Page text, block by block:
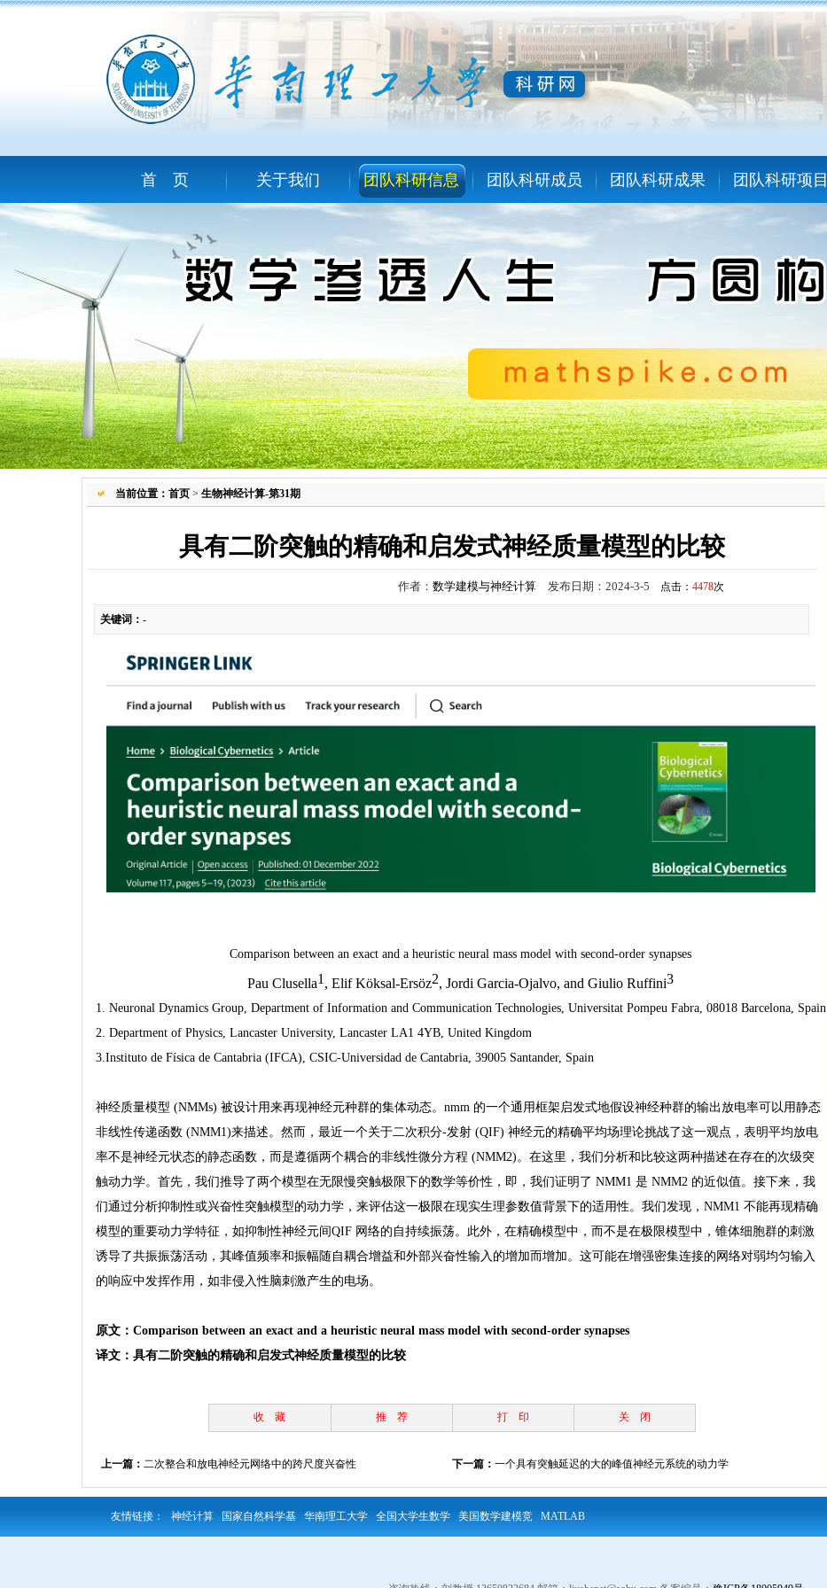
首 页 关于我们 团队科研信息 团队科研成员 团队科研成果 团队科研项目
当前位置： 首页 > 生物神经计算-第31期
具有二阶突触的精确和启发式神经质量模型的比较
作者： 数学建模与神经计算发布日期：2024-3-5 点击： 4478次
关键词： -
Comparison between an exact and a heuristic neural mass model with second-order synapses
Pau Clusella1 , Elif Köksal-Ersöz2, Jordi Garcia-Ojalvo, and Giulio Ruffini3
1. Neuronal Dynamics Group, Department of Information and Communication Technologies, Universitat Pompeu Fabra, 08018 Barcelona, Spain
2. Department of Physics, Lancaster University, Lancaster LA1 4YB, United Kingdom
3.Instituto de Física de Cantabria (IFCA), CSIC-Universidad de Cantabria, 39005 Santander, Spain
神经质量模型 (NMMs) 被设计用来再现神经元种群的集体动态。nmm 的一个通用框架启发式地假设神经种群的输出放电率可以用静态
非线性传递函数 (NMM1)来描述。然而，最近一个关于二次积分-发射 (QIF) 神经元的精确平均场理论挑战了这一观点，表明平均放电
率不是神经元状态的静态函数，而是遵循两个耦合的非线性微分方程 (NMM2)。在这里，我们分析和比较这两种描述在存在的次级突
触动力学。首先，我们推导了两个模型在无限慢突触极限下的数学等价性，即，我们证明了 NMM1 是 NMM2 的近似值。接下来，我
们通过分析抑制性或兴奋性突触模型的动力学，来评估这一极限在现实生理参数值背景下的适用性。我们发现，NMM1 不能再现精确
模型的重要动力学特征，如抑制性神经元间QIF 网络的自持续振荡。此外，在精确模型中，而不是在极限模型中，锥体细胞群的刺激
诱导了共振振荡活动，其峰值频率和振幅随自耦合增益和外部兴奋性输入的增加而增加。这可能在增强密集连接的网络对弱均匀输入
的响应中发挥作用，如非侵入性脑刺激产生的电场。
原文： Comparison between an exact and a heuristic neural mass model with second-order synapses
译文： 具有二阶突触的精确和启发式神经质量模型的比较
收 藏 推 荐 打 印 关 闭
上一篇： 二次整合和放电神经元网络中的跨尺度兴奋性 下一篇： 一个具有突触延迟的大的峰值神经元系统的动力学
友情链接： 神经计算 国家自然科学基 华南理工大学 全国大学生数学 美国数学建模竞 MATLAB